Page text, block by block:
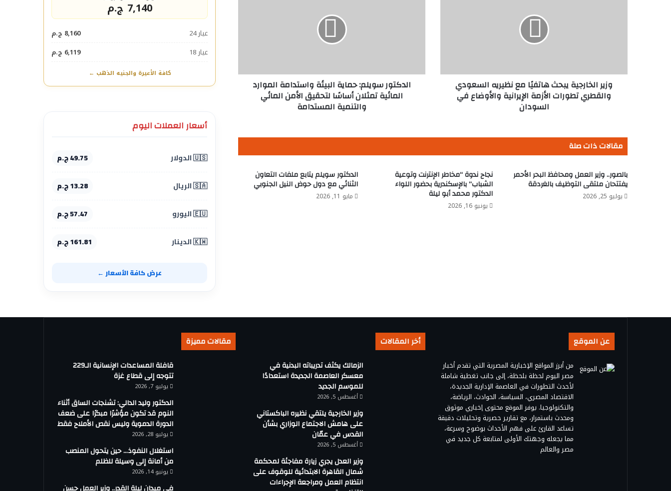
تطورات
الإيرانية
والأوضاع
وزير الخارجية يبحث هاتفيًا مع نظيريه السعودي
والقطري تطورات الأزمة الإيرانية والأوضاع في
السودان
أساسًا
لتحقيقالدكتور سويلم: حماية البيئة واستدامة الموارد
المائية تمثلان أساسًا لتحقيق الأمن المائي
والتنمية المستدامة
مقالات ذات صلة
بالصور.. وزير العمل ومحافظ البحر الأحمر
يفتتحان ملتقى التوظيف بالغردقة
يوليو 25, 2026
نجاح ندوة “مخاطر الإنترنت وتوعية
الشباب” بالإسكندرية بحضور اللواء
الدكتور محمد أبو ليلة
يونيو 16, 2026
الدكتور سويلم يتابع ملفات التعاون
الثنائي مع دول حوض النيل الجنوبي
مايو 11, 2026
7,140 ج.م
عيار 24
8,160 ج.م
عيار 18
6,119 ج.م
كافة الأعيرة والجنيه الذهب ←
أسعار العملات اليوم
🇺🇸 الدولار 49.75 ج.م
🇸🇦 الريال 13.28 ج.م
🇪🇺 اليورو 57.47 ج.م
🇰🇼 الدينار 161.81 ج.م
عرض كافة الأسعار ←
عن الموقع
من أبرز المواقع الإخبارية المصرية التي تقدم أخبار
مصر اليوم لحظة بلحظة، إلى جانب تغطية شاملة
لأحدث التطورات في العاصمة الإدارية الجديدة،
الاقتصاد المصري، السياسة، الحوادث، الرياضة،
والتكنولوجيا. يوفر الموقع محتوى إخباري موثوق
ومحدث باستمرار، مع تقارير حصرية وتحليلات دقيقة
تساعد القارئ على فهم الأحداث بوضوح وسرعة،
مما يجعله وجهتك الأولى لمتابعة كل جديد في
مصر والعالم
أخر المقالات
الزمالك يكثف تدريباته البدنية في
معسكر العاصمة الجديدة استعدادًا
للموسم الجديد
أغسطس 5, 2026
وزير الخارجية يلتقي نظيره الباكستاني
على هامش الاجتماع الوزاري بشأن
القدس في عمّان
أغسطس 5, 2026
وزير العدل يجري زيارة مفاجئة لمحكمة
شمال القاهرة الابتدائية للوقوف على
انتظام العمل ومراجعة الإجراءات
مقالات مميزة
قافلة المساعدات الإنسانية الـ229
تتوجه إلى قطاع غزة
يوليو 7, 2026
الدكتور وليد الدالي: تشنجات الساق أثناء
النوم قد تكون مؤشرًا مبكرًا على ضعف
الدورة الدموية وليس نقص الأملاح فقط
يوليو 28, 2026
استغلال النفوذ… حين يتحول المنصب
من أمانة إلى وسيلة للظلم
يونيو 14, 2026